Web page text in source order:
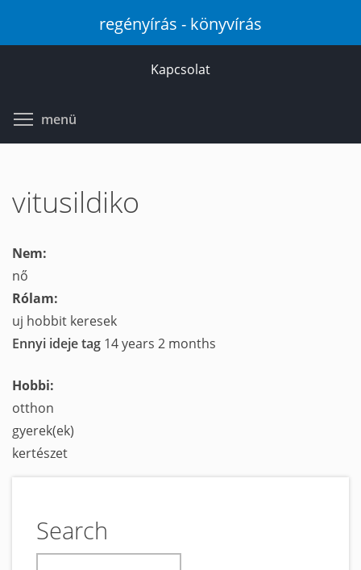
regényírás - könyvírás
Kapcsolat
menü
vitusildiko
Nem:
nő
Rólam:
uj hobbit keresek
Ennyi ideje tag 14 years 2 months
Hobbi:
otthon
gyerek(ek)
kertészet
Search